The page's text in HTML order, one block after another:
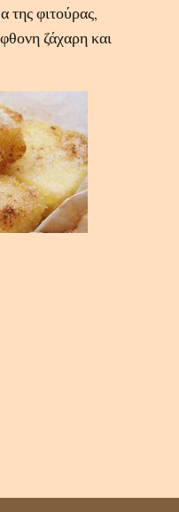
της φιτούρας,
ζάχαρη και